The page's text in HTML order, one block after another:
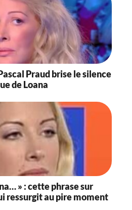
Praud brise le silence
de Loana
» : cette phrase sur
ressurgit au pire moment